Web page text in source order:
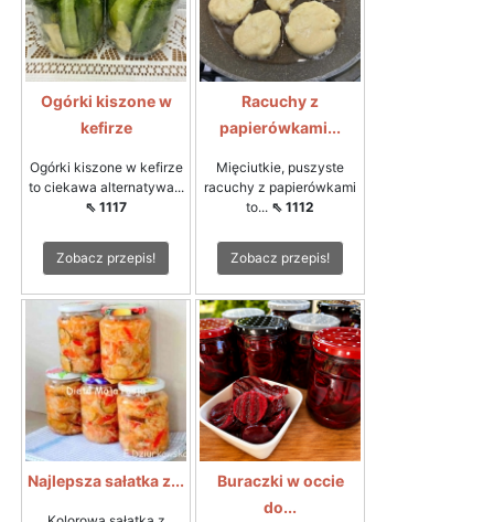
Ogórki kiszone w
kefirze
Ogórki kiszone w kefirze
to ciekawa alternatywa...
⇖ 1117
Zobacz przepis!
Racuchy z
papierówkami...
Mięciutkie, puszyste
racuchy z papierówkami
to... ⇖ 1112
Zobacz przepis!
Najlepsza sałatka z...
Buraczki w occie
do...